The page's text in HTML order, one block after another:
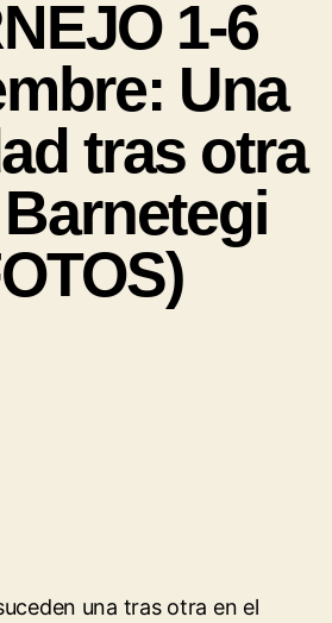
1-6
Una
tras otra
una tras otra en el